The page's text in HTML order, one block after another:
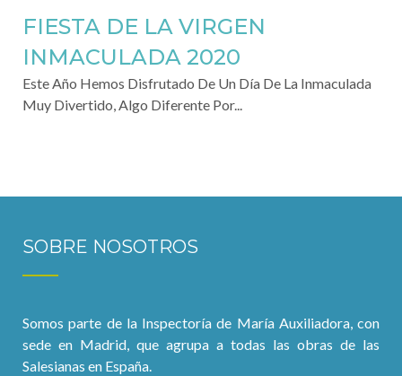
FIESTA DE LA VIRGEN
INMACULADA 2020
Este Año Hemos Disfrutado De Un Día De La Inmaculada
Muy Divertido, Algo Diferente Por...
SOBRE NOSOTROS
Somos parte de la Inspectoría de María Auxiliadora, con
sede en Madrid, que agrupa a todas las obras de las
Salesianas en España.